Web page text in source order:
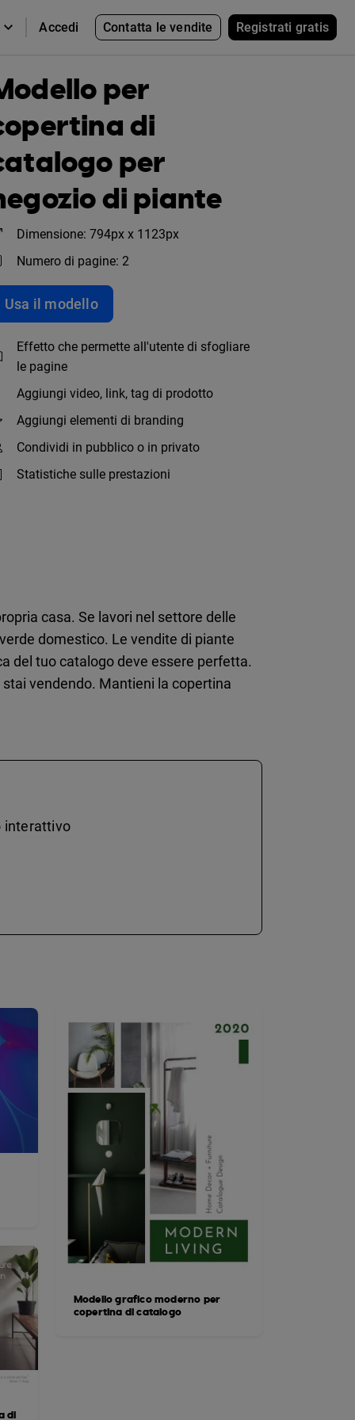
Accedi Contatta le vendite Registrati gratis
per
di
per
di piante
Dimensione: 794px x 1123px
Numero di pagine: 2
Usa il modello
Effetto che permette all'utente di sfogliare
le pagine
Aggiungi video, link, tag di prodotto
Aggiungi elementi di branding
Condividi in pubblico o in privato
Statistiche sulle prestazioni
casa. Se lavori nel settore delle
domestico. Le vendite di piante
del tuo catalogo deve essere perfetta.
vendendo. Mantieni la copertina
interattivo
di
Modello grafico moderno per
copertina di catalogo